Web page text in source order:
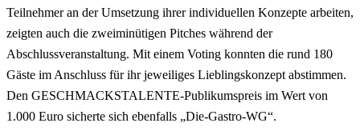
Teilnehmer an der Umsetzung ihrer individuellen Konzepte arbeiten,
zeigten auch die zweiminütigen Pitches während der
Abschlussveranstaltung. Mit einem Voting konnten die rund 180
Gäste im Anschluss für ihr jeweiliges Lieblingskonzept abstimmen.
Den GESCHMACKSTALENTE-Publikumspreis im Wert von
1.000 Euro sicherte sich ebenfalls „Die-Gastro-WG“.